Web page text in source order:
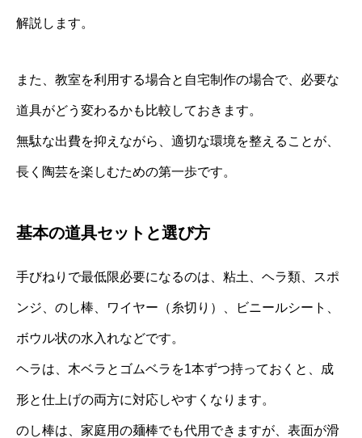
解説します。
また、教室を利用する場合と自宅制作の場合で、必要な
道具がどう変わるかも比較しておきます。
無駄な出費を抑えながら、適切な環境を整えることが、
長く陶芸を楽しむための第一歩です。
基本の道具セットと選び方
手びねりで最低限必要になるのは、粘土、ヘラ類、スポ
ンジ、のし棒、ワイヤー（糸切り）、ビニールシート、
ボウル状の水入れなどです。
ヘラは、木ベラとゴムベラを1本ずつ持っておくと、成
形と仕上げの両方に対応しやすくなります。
のし棒は、家庭用の麺棒でも代用できますが、表面が滑